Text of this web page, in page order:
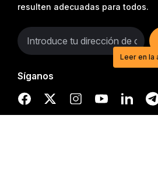
resulten adecuadas para todos.
Síganos
Inicia tu aventura en el
USDT
Regístrate, deposita y empieza a
Únete
Leer en la